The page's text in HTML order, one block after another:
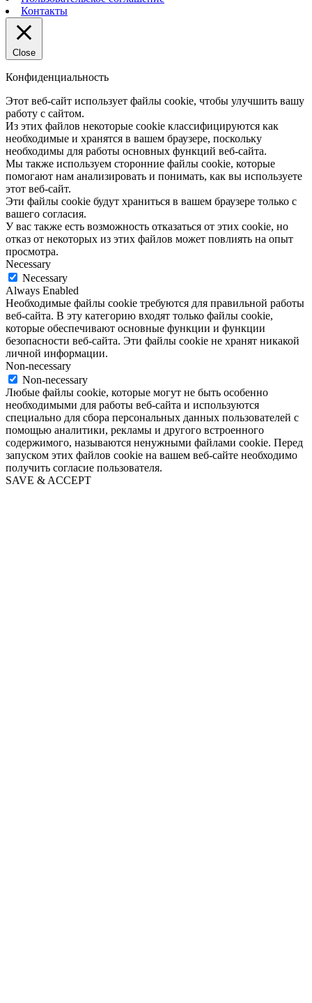
Контакты
Close
Конфиденциальность
Этот веб-сайт использует файлы cookie, чтобы улучшить вашу
работу с сайтом.
Из этих файлов некоторые cookie классифицируются как
необходимые и хранятся в вашем браузере, поскольку
необходимы для работы основных функций веб-сайта.
Мы также используем сторонние файлы cookie, которые
помогают нам анализировать и понимать, как вы используете
этот веб-сайт.
Эти файлы cookie будут храниться в вашем браузере только с
вашего согласия.
У вас также есть возможность отказаться от этих cookie, но
отказ от некоторых из этих файлов может повлиять на опыт
просмотра.
Necessary
Necessary
Always Enabled
Необходимые файлы cookie требуются для правильной работы
веб-сайта. В эту категорию входят только файлы cookie,
которые обеспечивают основные функции и функции
безопасности веб-сайта. Эти файлы cookie не хранят никакой
личной информации.
Non-necessary
Non-necessary
Любые файлы cookie, которые могут не быть особенно
необходимыми для работы веб-сайта и используются
специально для сбора персональных данных пользователей с
помощью аналитики, рекламы и другого встроенного
содержимого, называются ненужными файлами cookie. Перед
запуском этих файлов cookie на вашем веб-сайте необходимо
получить согласие пользователя.
SAVE & ACCEPT